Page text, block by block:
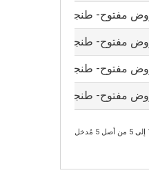
مفتوح- طنجة
مفتوح- طنجة
مفتوح- طنجة
مفتوح- طنجة